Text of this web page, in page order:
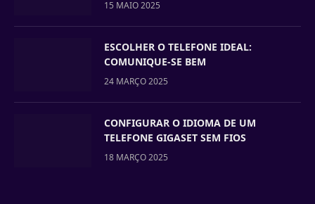
15 MAIO 2025
ESCOLHER O TELEFONE IDEAL:
COMUNIQUE-SE BEM
24 MARÇO 2025
CONFIGURAR O IDIOMA DE UM
TELEFONE GIGASET SEM FIOS
18 MARÇO 2025